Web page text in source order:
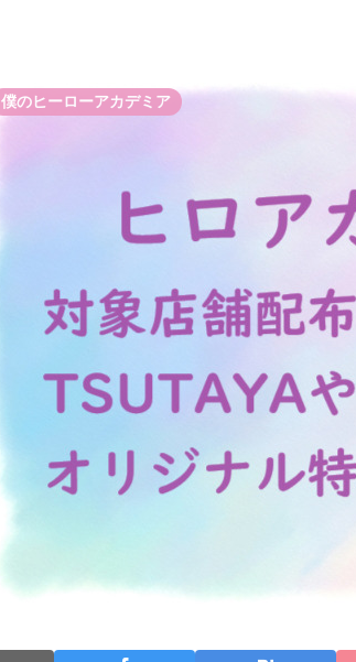
僕のヒーローアカデミア